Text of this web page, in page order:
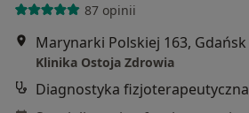
87 opinii
Marynarki Polskiej 163, Gdańsk
Klinika Ostoja Zdrowia
Diagnostyka fizjoterapeutyczna